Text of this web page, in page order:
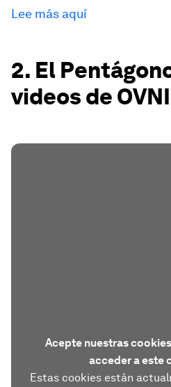
Lee más aquí
2. El
videos de
Acepte nuestras
acceder a este
Estas cookies están